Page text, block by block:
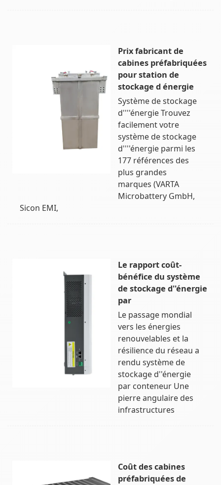
Prix fabricant de
cabines préfabriquées
pour station de
stockage d énergie
Système de stockage
d''''énergie Trouvez
facilement votre
système de stockage
d''''énergie parmi les
177 références des
plus grandes
marques (VARTA
Microbattery GmbH,
Sicon EMI,
Le rapport coût-
bénéfice du système
de stockage d''énergie
par
Le passage mondial
vers les énergies
renouvelables et la
résilience du réseau a
rendu système de
stockage d''énergie
par conteneur Une
pierre angulaire des
infrastructures
Coût des cabines
préfabriquées de